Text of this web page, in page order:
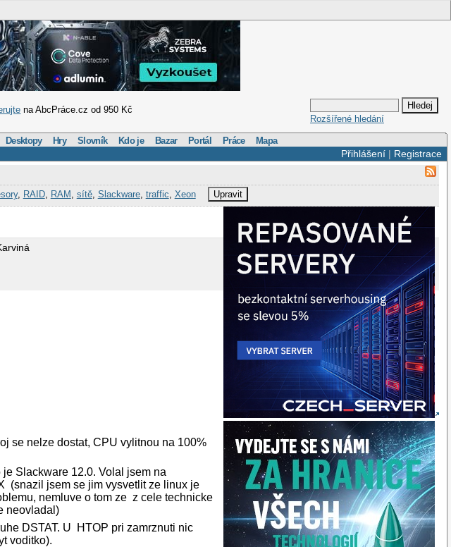
na AbcPráce.cz od 950 Kč
Rozšířené hledání
Desktopy Hry Slovník Kdo je Bazar Portál Práce Mapa
Přihlášení| Registrace
, RAID, RAM sítě, Slackware, traffic Xeon Upravit
se nelze dostat, CPU vylitnou na 100%
Slackware 12.0. Volal jsem na
(snazil jsem se jim vysvetlit ze linux je
nemluve o tom ze z cele technicke
neovladal)
DSTAT. U HTOP pri zamrznuti nic
voditko).